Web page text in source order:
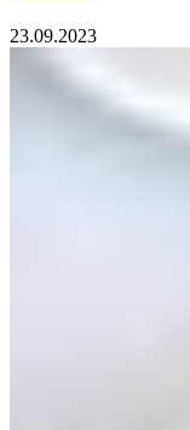
23.09.2023